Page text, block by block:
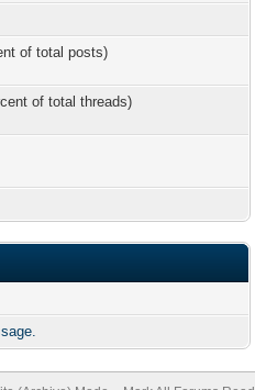
of total posts)
of total threads)